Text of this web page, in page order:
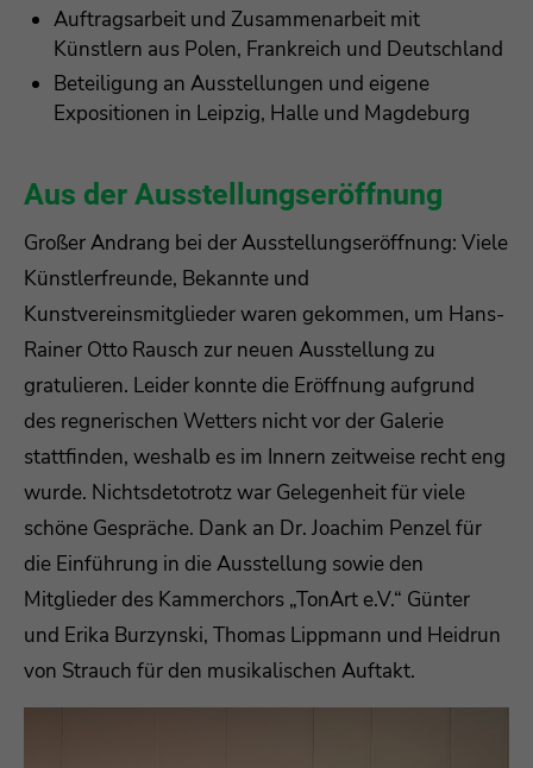
Auftragsarbeit und Zusammenarbeit mit
Künstlern aus Polen, Frankreich und Deutschland
Beteiligung an Ausstellungen und eigene
Expositionen in Leipzig, Halle und Magdeburg
Aus der Ausstellungseröffnung
Großer Andrang bei der Ausstellungseröffnung: Viele
Künstlerfreunde, Bekannte und
Kunstvereinsmitglieder waren gekommen, um Hans-
Rainer Otto Rausch zur neuen Ausstellung zu
gratulieren. Leider konnte die Eröffnung aufgrund
des regnerischen Wetters nicht vor der Galerie
stattfinden, weshalb es im Innern zeitweise recht eng
wurde. Nichtsdetotrotz war Gelegenheit für viele
schöne Gespräche. Dank an Dr. Joachim Penzel für
die Einführung in die Ausstellung sowie den
Mitglieder des Kammerchors „TonArt e.V.“ Günter
und Erika Burzynski, Thomas Lippmann und Heidrun
von Strauch für den musikalischen Auftakt.